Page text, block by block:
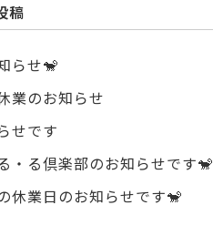
稿
らせ🐒
業のお知らせ
せです
・る倶楽部のお知らせです🐒
休業日のお知らせです🐒